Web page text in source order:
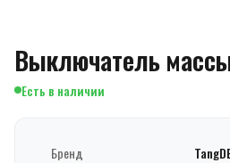
Выключатель
Есть в наличии
Бренд